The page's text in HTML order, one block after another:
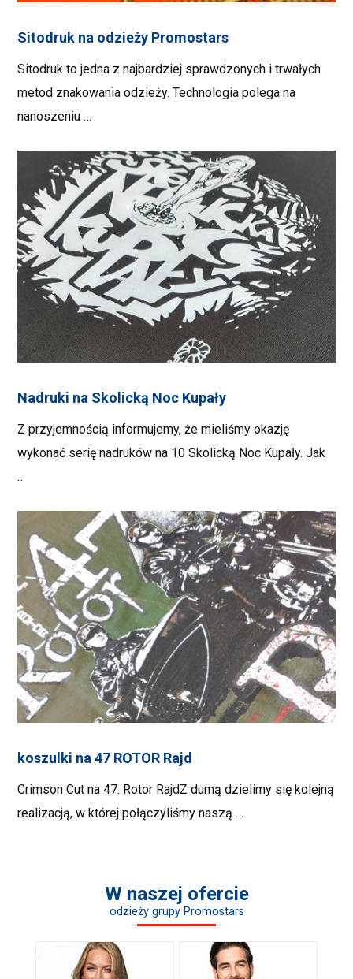
Sitodruk na odzieży Promostars
Sitodruk to jedna z najbardziej sprawdzonych i trwałych
metod znakowania odzieży. Technologia polega na
nanoszeniu …
Nadruki na Skolicką Noc Kupały
Z przyjemnością informujemy, że mieliśmy okazję
wykonać serię nadruków na 10 Skolicką Noc Kupały. Jak
…
koszulki na 47 ROTOR Rajd
Crimson Cut na 47. Rotor RajdZ dumą dzielimy się kolejną
realizacją, w której połączyliśmy naszą …
W naszej ofercie
odzieży grupy Promostars